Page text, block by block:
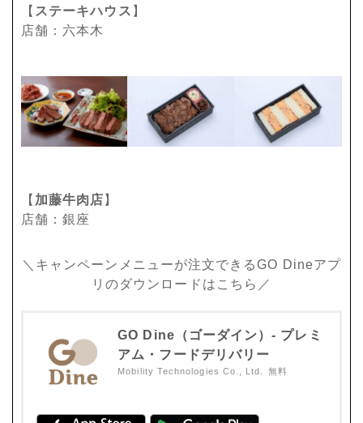
【 ステーキハウス 】
店舗：六本木
【 加藤牛肉店 】
店舗：銀座
＼キャンペーンメニューが注文できるGO Dineアプ
リのダウンロードはこちら／
GO Dine（ゴーダイン）- プレミ
アム・フードデリバリー
Mobility Technologies Co., Ltd. 無料